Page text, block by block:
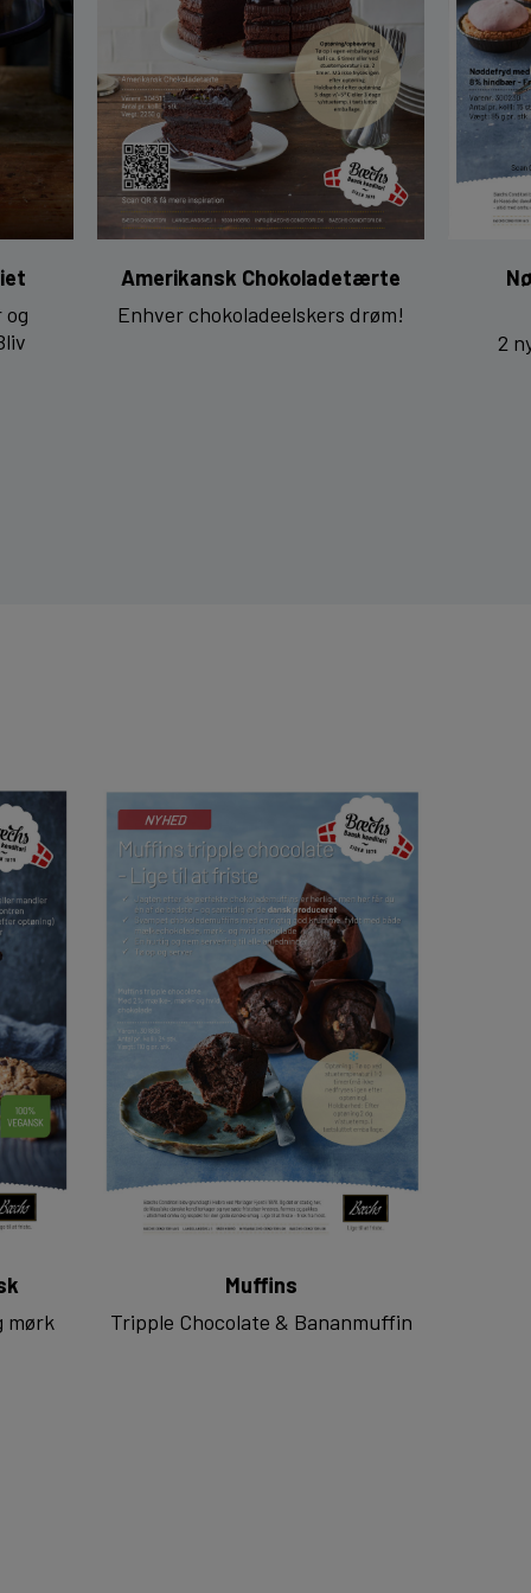
Amerikansk Chokoladetærte
Enhver chokoladeelskers drøm!
2
mørk
vegansk
Muffins
Tripple Chocolate & Bananmuffin
Muffins chokolade & banan